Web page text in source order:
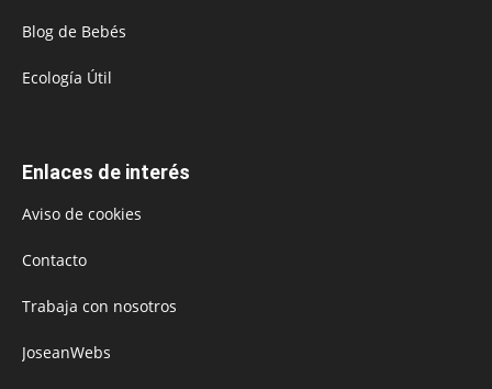
Blog de Bebés
Ecología Útil
Enlaces de interés
Aviso de cookies
Contacto
Trabaja con nosotros
JoseanWebs